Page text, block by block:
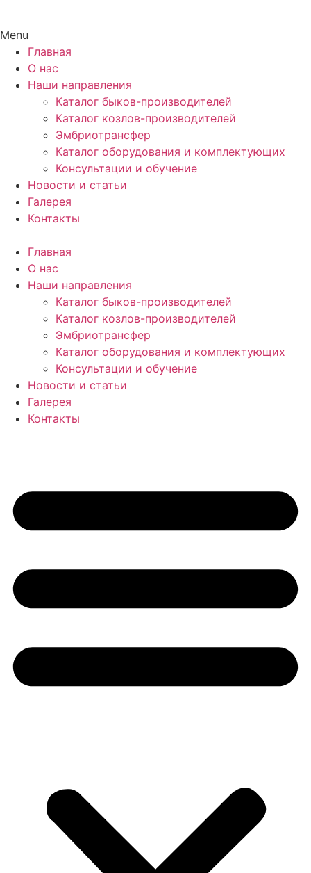
Menu
Главная
О нас
Наши направления
Каталог быков-производителей
Каталог козлов-производителей
Эмбриотрансфер
Каталог оборудования и комплектующих
Консультации и обучение
Новости и статьи
Галерея
Контакты
Главная
О нас
Наши направления
Каталог быков-производителей
Каталог козлов-производителей
Эмбриотрансфер
Каталог оборудования и комплектующих
Консультации и обучение
Новости и статьи
Галерея
Контакты